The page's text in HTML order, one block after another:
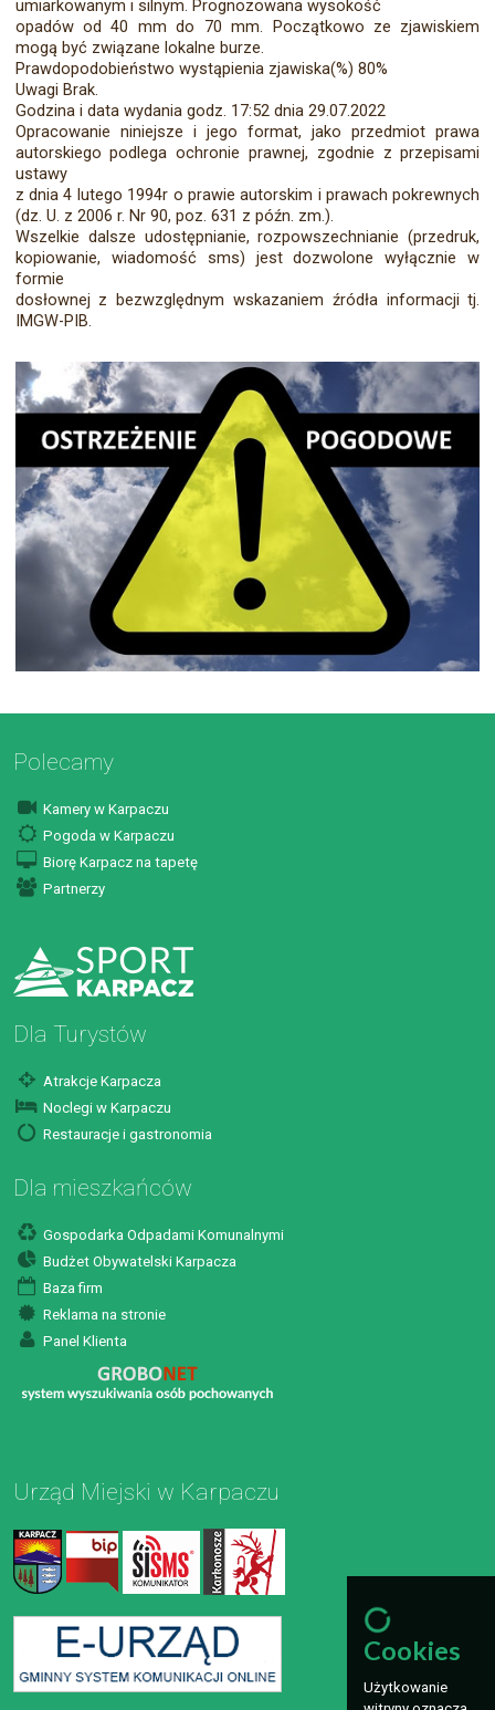
umiarkowanym i silnym. Prognozowana wysokość
opadów od 40 mm do 70 mm. Początkowo ze zjawiskiem
mogą być związane lokalne burze.
Prawdopodobieństwo wystąpienia zjawiska(%) 80%
Uwagi Brak.
Godzina i data wydania godz. 17:52 dnia 29.07.2022
Opracowanie niniejsze i jego format, jako przedmiot prawa
autorskiego podlega ochronie prawnej, zgodnie z przepisami
ustawy
z dnia 4 lutego 1994r o prawie autorskim i prawach pokrewnych
(dz. U. z 2006 r. Nr 90, poz. 631 z późn. zm.).
Wszelkie dalsze udostępnianie, rozpowszechnianie (przedruk,
kopiowanie, wiadomość sms) jest dozwolone wyłącznie w
formie
dosłownej z bezwzględnym wskazaniem źródła informacji tj.
IMGW-PIB.
Polecamy
Kamery w Karpaczu
Pogoda w Karpaczu
Biorę Karpacz na tapetę
Partnerzy
Dla Turystów
Atrakcje Karpacza
Noclegi w Karpaczu
Restauracje i gastronomia
Dla mieszkańców
Gospodarka Odpadami Komunalnymi
Budżet Obywatelski Karpacza
Baza firm
Reklama na stronie
Panel Klienta
Urząd Miejski w Karpaczu
Cookies
Użytkowanie